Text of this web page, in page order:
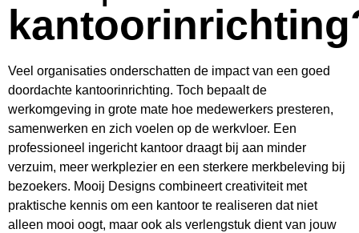
Veel organisaties onderschatten de impact van een goed
doordachte kantoorinrichting. Toch bepaalt de
werkomgeving in grote mate hoe medewerkers presteren,
samenwerken en zich voelen op de werkvloer. Een
professioneel ingericht kantoor draagt bij aan minder
verzuim, meer werkplezier en een sterkere merkbeleving bij
bezoekers. Mooij Designs combineert creativiteit met
praktische kennis om een kantoor te realiseren dat niet
alleen mooi oogt, maar ook als verlengstuk dient van jouw